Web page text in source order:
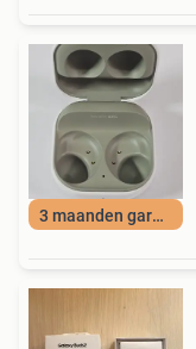
3 maanden garantie